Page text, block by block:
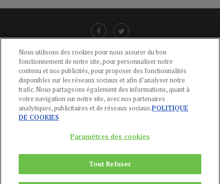
LIENS UTILES
CGU-POLITIQUE DE CONFIDENTIALITÉ -POLITIQUE DES COOKIES
MENTIONS LÉGALES -AIDE
CONTACT
Du Lundi au Vendredi, 9h-13h et 14h-17h
Copyright © 2024Publications Agora
Nous utilisons des cookies pour nous assurer du bon
fonctionnement de notre site, pour personnaliser notre
contenu et nos publicités, pour proposer des fonctionnalités
disponibles sur les réseaux sociaux et afin d’analyser notre
trafic. Nous partageons également des informations, quant à
votre navigation sur notre site, avec nos partenaires
analytiques, publicitaires et de réseaux sociaux.POLITIQUE
DE COOKIES
Paramètres des cookies
Tout Refuser